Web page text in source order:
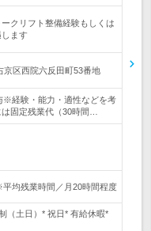
クリフト整備経験もしくは
ます
京区西院六反田町53番地
※経験・能力・適性などを考
固定残業代（30時間…
均残業時間／月20時間程度
（土日）* 祝日* 有給休暇*